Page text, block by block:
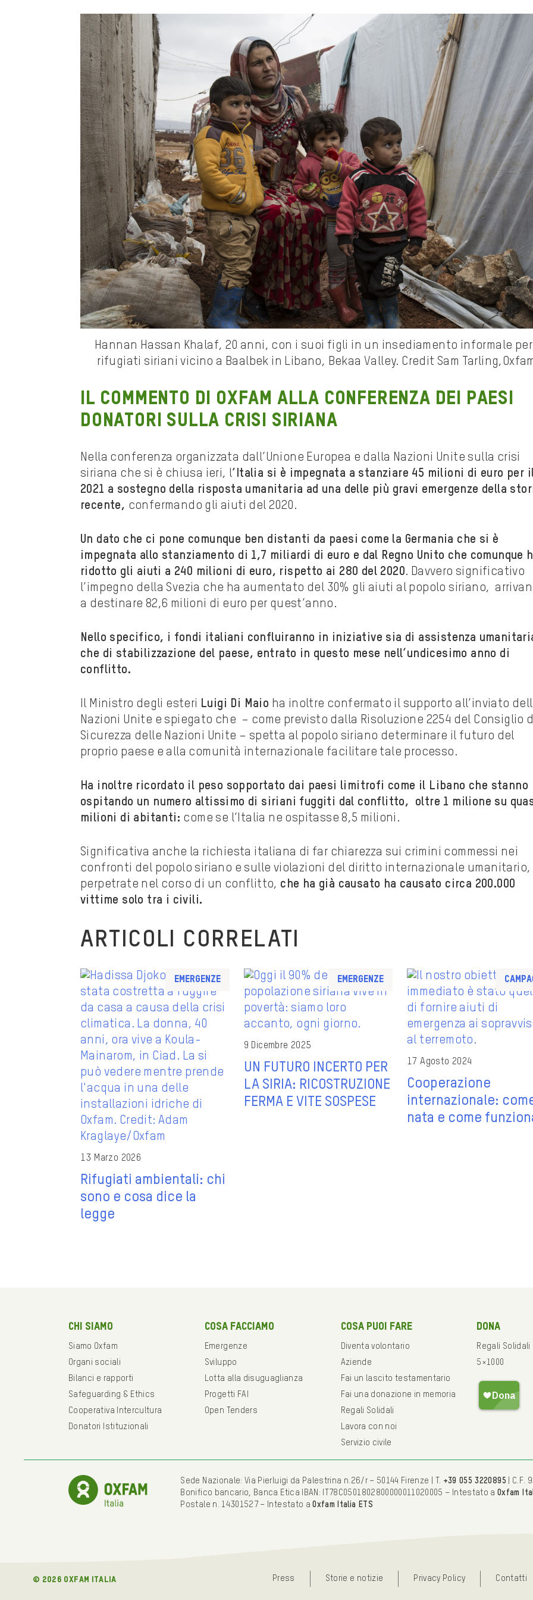
Hannan Hassan Khalaf, 20 anni, con i suoi figli in un insediamento informale per
rifugiati siriani vicino a Baalbek in Libano, Bekaa Valley. Credit Sam
Il commento di Oxfam alla conferenza dei paesi
donatori sulla crisi siriana
Nella conferenza organizzata dall’Unione Europea e dalla Nazioni Unite sulla crisi
siriana che si è chiusa ieri, l‘Italia si è impegnata a stanziare 45 milioni di euro per
2021 a sostegno della risposta umanitaria ad una delle più gravi emergenze della
recente, confermando gli aiuti del 2020.
Un dato che ci pone comunque ben distanti da paesi come la Germania che si è
impegnata allo stanziamento di 1,7 miliardi di euro e dal Regno Unito che comunque
ridotto gli aiuti a 240 milioni di euro, rispetto ai 280 del 2020. Davvero significativo
l’impegno della Svezia che ha aumentato del 30% gli aiuti al popolo siriano,
a destinare 82,6 milioni di euro per quest’anno.
Nello specifico, i fondi italiani confluiranno in iniziative sia di assistenza
che di stabilizzazione del paese, entrato in questo mese nell’undicesimo anno di
conflitto.
Il Ministro degli esteri Luigi Di Maio ha inoltre confermato il supporto all’inviato
Nazioni Unite e spiegato che – come previsto dalla Risoluzione 2254 del Consiglio
Sicurezza delle Nazioni Unite – spetta al popolo siriano determinare il futuro del
proprio paese e alla comunità internazionale facilitare tale processo.
Ha inoltre ricordato il peso sopportato dai paesi limitrofi come il Libano che stanno
ospitando un numero altissimo di siriani fuggiti dal conflitto, oltre 1 milione su
milioni di abitanti: come se l’Italia ne ospitasse 8,5 milioni.
Significativa anche la richiesta italiana di far chiarezza sui crimini commessi nei
confronti del popolo siriano e sulle violazioni del diritto internazionale umanitario,
perpetrate nel corso di un conflitto, che ha già causato ha causato circa 200.000
vittime solo tra i civili.
ARTICOLI CORRELATI
Emergenze
13 Marzo 2026
Rifugiati ambientali: chi
sono e cosa dice la
legge
Emergenze
9 Dicembre 2025
UN FUTURO INCERTO PER
LA SIRIA: RICOSTRUZIONE
FERMA E VITE SOSPESE
17 Agosto 2024
Cooperazione
internazionale:
nata e come
Chi siamo
Siamo Oxfam
Organi sociali
Bilanci e rapporti
Safeguarding & Ethics
Cooperativa Intercultura
Donatori Istituzionali
Cosa facciamo
Emergenze
Sviluppo
Lotta alla disuguaglianza
Progetti FAI
Open Tenders
Cosa puoi fare
Diventa volontario
Aziende
Fai un lascito testamentario
Fai una donazione in memoria
Regali Solidali
Lavora con noi
Servizio civile
Dona
Regali Solidali
5×1000
Sede Nazionale: Via Pierluigi da Palestrina n.26/r – 50144 Firenze | T. +39 055 3220895 | C.F.
Bonifico bancario, Banca Etica IBAN: IT78C0501802800000011020005 – Intestato aOxfam
Postale n. 14301527 – Intestato aOxfam Italia ETS
© 2026 oxfam italia Press Storie e notizie Privacy Policy Contatti